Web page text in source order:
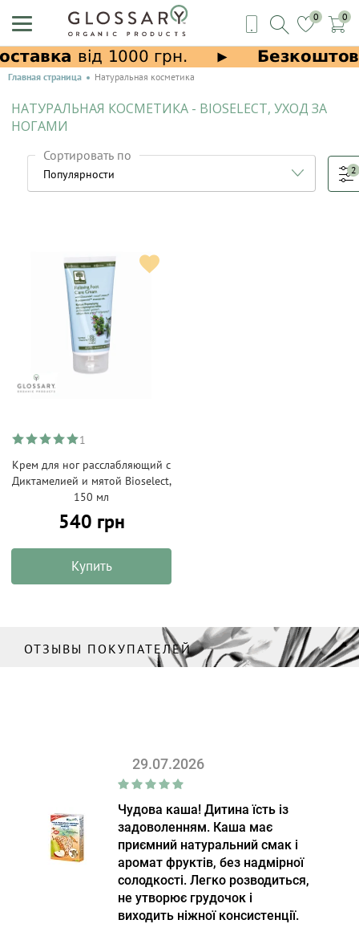
0 0
Главная страница Натуральная косметика
НАТУРАЛЬНАЯ КОСМЕТИКА - BIOSELECT, УХОД ЗА
НОГАМИ
Сортировать по
2
1
Крем для ног расслабляющий с
Диктамелией и мятой Bioselect,
150 мл
540 грн
Купить
ОТЗЫВЫ ПОКУПАТЕЛЕЙ
29.07.2026
Чудова каша! Дитина їсть із
задоволенням. Каша має
приємний натуральний смак і
аромат фруктів, без надмірної
солодкості. Легко розводиться,
не утворює грудочок і
виходить ніжної консистенції.